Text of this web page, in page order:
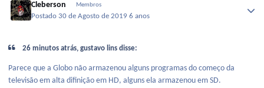
Cleberson Membros
Postado 30 de Agosto de 20196 anos
26 minutos atrás, gustavo lins disse:
Parece que a Globo não armazenou alguns programas do começo da
televisão em alta difinição em HD, alguns ela armazenou em SD.